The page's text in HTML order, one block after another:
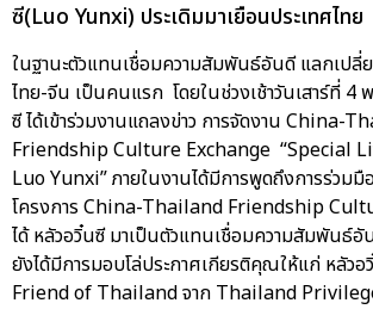
ซี(Luo Yunxi) ประเดิมมาเยือนประเทศไทย
ในฐานะตัวแทนเชื่อมความสัมพันธ์อันดี แลกเปลี่
ไทย-จีน เป็นคนแรก โดยในช่วงเช้าวันเสาร์ที่ 4
ซี ได้เข้าร่วมงานแถลงข่าว การจัดงาน China-
Friendship Culture Exchange “Special
Luo Yunxi” ภายในงานได้มีการพูดถึงการร่วม
โครงการ China-Thailand Friendship
ได้ หลัวอวิ๋นซี มาเป็นตัวแทนเชื่อมความสัมพันธ์
ยังได้มีการมอบโล่ประกาศเกียรติคุณให้แก่ หลัว
Friend of Thailand จาก Thailand